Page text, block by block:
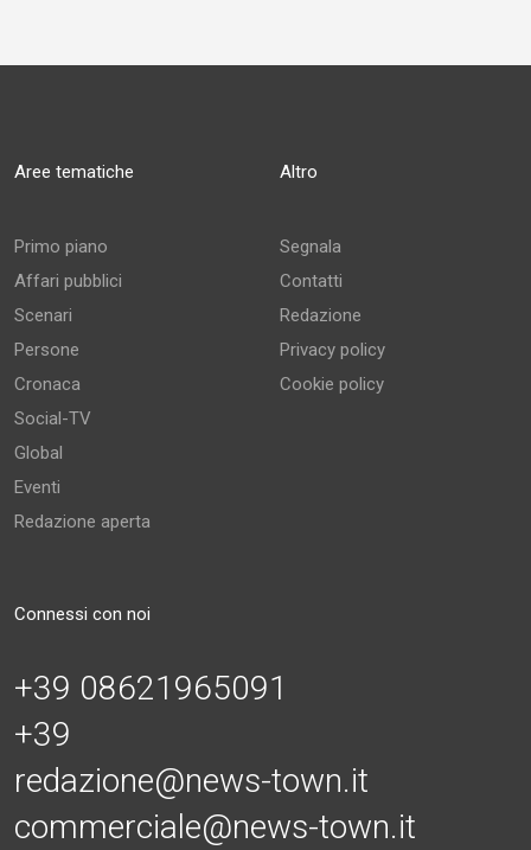
Aree tematiche
Primo piano
Affari pubblici
Scenari
Persone
Cronaca
Social-TV
Global
Eventi
Redazione aperta
Altro
Segnala
Contatti
Redazione
Privacy policy
Cookie policy
Connessi con noi
+39 08621965091
+39
redazione@news-town.it
commerciale@news-town.it